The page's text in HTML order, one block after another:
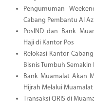
Pengumuman
Cabang Pembantu Al
PosIND dan Bank
Haji di Kantor Pos
Relokasi Kantor
Bisnis Tumbuh Semakin
Bank Muamalat Akan
Hijrah Melalui Muamalat
Transaksi QRIS di